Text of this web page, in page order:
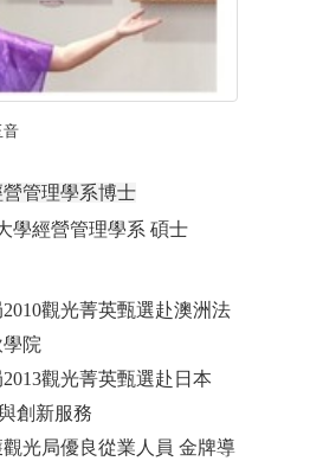
音
管理學系博士
學經營管理學系 碩士
觀光菁英甄選赴澳洲法
學院
觀光菁英甄選赴日本
創新服務
光局優良從業人員 金牌導